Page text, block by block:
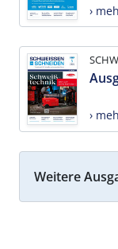
›
›
Weitere